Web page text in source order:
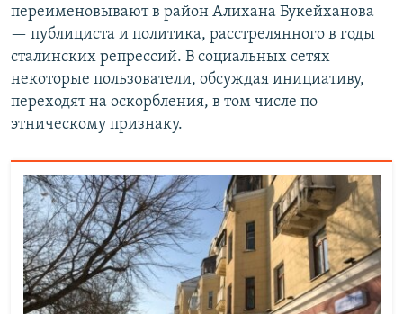
переименовывают в район Алихана Букейханова
— публициста и политика, расстрелянного в годы
сталинских репрессий. В социальных сетях
некоторые пользователи, обсуждая инициативу,
переходят на оскорбления, в том числе по
этническому признаку.